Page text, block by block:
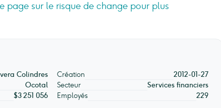
page sur le risque de change pour plus
Colindres Création
2012-01-27
Ocotal Secteur
Services financiers
$3 251 056 Employés 229